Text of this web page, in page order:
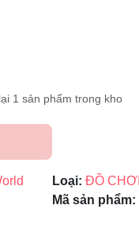
1 sản phẩm trong kho
Loại: ĐỒ CHƠI
Mã sản phẩm: